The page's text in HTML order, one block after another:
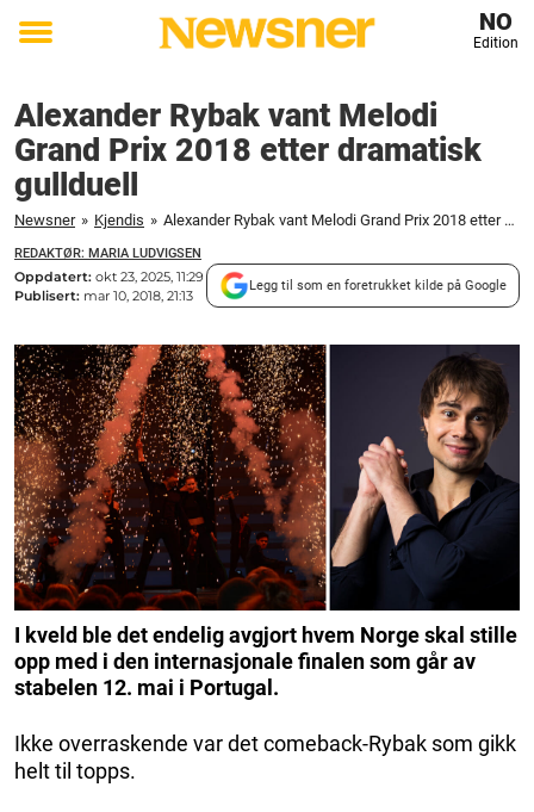
Toggle
NO
Edition
Alexander Rybak vant Melodi
Grand Prix 2018 etter dramatisk
gullduell
Newsner » Kjendis » Alexander Rybak vant Melodi Grand Prix 2018 etter dramatisk gullduell
REDAKTØR: MARIA LUDVIGSEN
Oppdatert: okt 23, 2025, 11:29
Publisert: mar 10, 2018, 21:13
Legg til som en foretrukket kilde på Google
I kveld ble det endelig avgjort hvem Norge skal stille
opp med i den internasjonale finalen som går av
stabelen 12. mai i Portugal.
Ikke overraskende var det comeback-Rybak som gikk
helt til topps.